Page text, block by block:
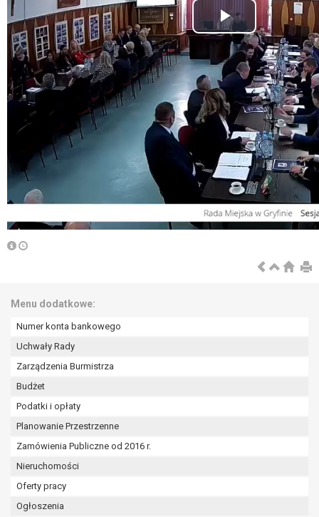
Menu dodatkowe:
Numer konta bankowego
Uchwały Rady
Zarządzenia Burmistrza
Budżet
Podatki i opłaty
Planowanie Przestrzenne
Zamówienia Publiczne od 2016 r.
Nieruchomości
Oferty pracy
Ogłoszenia